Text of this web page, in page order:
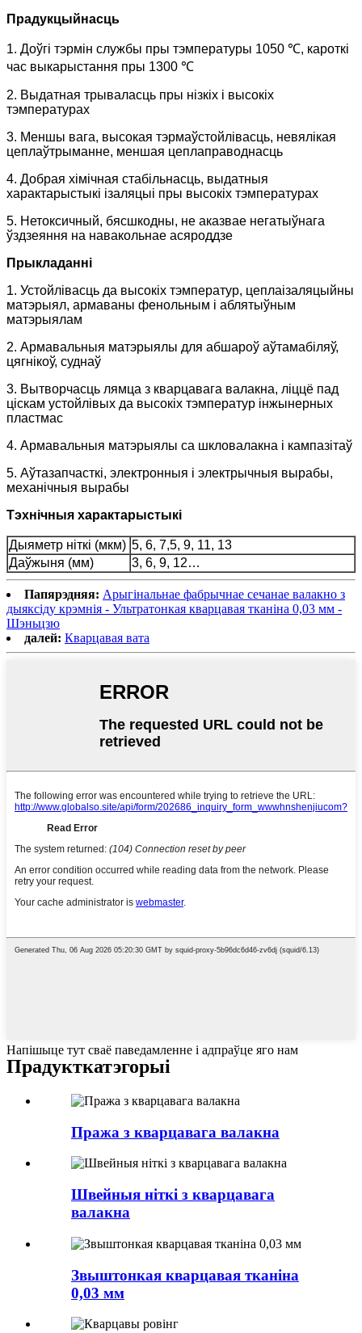
Прадукцыйнасць
1. Доўгі тэрмін службы пры тэмпературы 1050 ℃, кароткі
час выкарыстання пры 1300 ℃
2. Выдатная трываласць пры нізкіх і высокіх
тэмпературах
3. Меншы вага, высокая тэрмаўстойлівасць, невялікая
цеплаўтрыманне, меншая цеплаправоднасць
4. Добрая хімічная стабільнасць, выдатныя
характарыстыкі ізаляцыі пры высокіх тэмпературах
5. Нетоксичный, бясшкодны, не аказвае негатыўнага
ўздзеяння на навакольнае асяроддзе
Прыкладанні
1. Устойлівасць да высокіх тэмператур, цеплаізаляцыйны
матэрыял, армаваны фенольным і аблятыўным
матэрыялам
2. Армавальныя матэрыялы для абшароў аўтамабіляў,
цягнікоў, суднаў
3. Вытворчасць лямца з кварцавага валакна, ліццё пад
ціскам устойлівых да высокіх тэмператур інжынерных
пластмас
4. Армавальныя матэрыялы са шкловалакна і кампазітаў
5. Аўтазапчасткі, электронныя і электрычныя вырабы,
механічныя вырабы
Тэхнічныя характарыстыкі
Дыяметр ніткі (мкм) 5, 6, 7,5, 9, 11, 13
Даўжыня (мм)
3, 6, 9, 12…
Папярэдняя: Арыгінальнае фабрычнае сечанае валакно з
дыяксіду крэмнія - Ультратонкая кварцавая тканіна 0,03 мм -
Шэньцзю
далей: Кварцавая вата
Напішыце тут сваё паведамленне і адпраўце яго нам
Прадукткатэгорыі
Пража з кварцавага валакна
Швейныя ніткі з кварцавага
валакна
Звыштонкая кварцавая тканіна
0,03 мм